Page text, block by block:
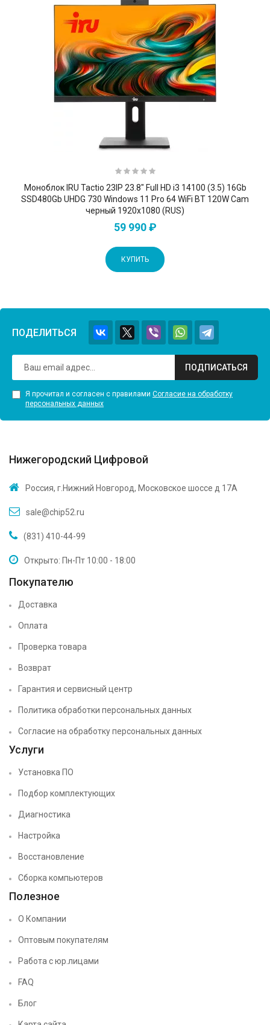
Моноблок IRU Tactio 23IP 23.8" Full HD i3 14100 (3.5) 16Gb
SSD480Gb UHDG 730 Windows 11 Pro 64 WiFi BT 120W Cam
черный 1920x1080 (RUS)
59 990 ₽
КУПИТЬ
ПОДЕЛИТЬСЯ
ПОДПИСАТЬСЯ
Я прочитал и согласен с правилами Согласие на обработку
персональных данных
Нижегородский Цифровой
Россия, г.Нижний Новгород, Московское шоссе д 17А
sale@chip52.ru
(831) 410-44-99
Открыто: Пн-Пт 10:00 - 18:00
Покупателю
Доставка
Оплата
Проверка товара
Возврат
Гарантия и сервисный центр
Политика обработки персональных данных
Согласие на обработку персональных данных
Услуги
Установка ПО
Подбор комплектующих
Диагностика
Настройка
Восстановление
Сборка компьютеров
Полезное
О Компании
Оптовым покупателям
Работа с юр.лицами
FAQ
Блог